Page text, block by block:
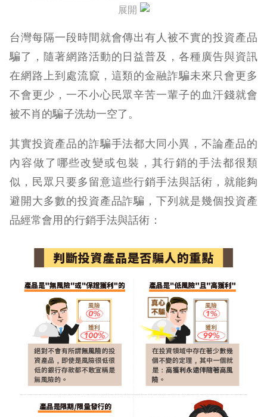
展開
台灣每隔一段時間就會傳出有人被不實的投資產品
騙了，隨著網路活動的日益普及，各種廣告與資訊
在網路上到處流竄，這類的金融詐騙未來只會更多
不會更少，一不小心民眾辛苦一輩子的血汗錢就會
被不肖的騙子洗劫一空了。
其實投資產品的詐騙手法都大同小異，不論產品的
內容做了哪些改變或包裝，其行銷的手法都很類
似，民眾只要多留意這些行銷手法與話術，就能夠
避開大多數的投資產品詐騙，下列就是幾個投資產
品經常會用的行銷手法與話術：